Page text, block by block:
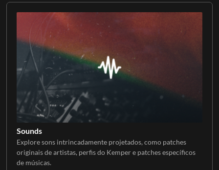
Sounds
Explore sons intrincadamente projetados, como patches
originais de artistas, perfis do Kemper e patches específicos
de músicas.